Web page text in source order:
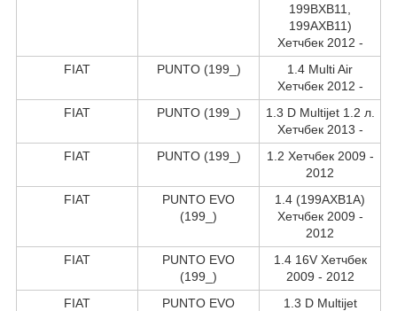
199BXB11,
199AXB11)
Хетчбек 2012 -
FIAT
PUNTO (199_)
1.4 Multi Air
Хетчбек 2012 -
FIAT
PUNTO (199_)
1.3 D Multijet 1.2 л.
Хетчбек 2013 -
FIAT
PUNTO (199_)
1.2 Хетчбек 2009 -
2012
FIAT
PUNTO EVO
(199_)
1.4 (199AXB1A)
Хетчбек 2009 -
2012
FIAT
PUNTO EVO
(199_)
1.4 16V Хетчбек
2009 - 2012
FIAT
PUNTO EVO 1.3 D Multijet